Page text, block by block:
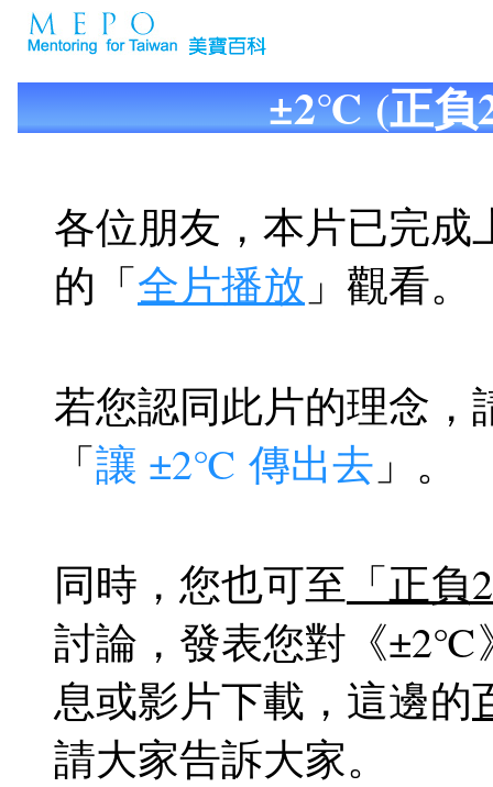
±2℃ (正負
各位朋友，本片已完成
的「全片播放 」觀看。
若您認同此片的理念，
「讓 ±2℃ 傳出去 」。
同時，您也可至 「正
討論，發表您對《±2℃
息或影片下載，這邊的
請大家告訴大家。